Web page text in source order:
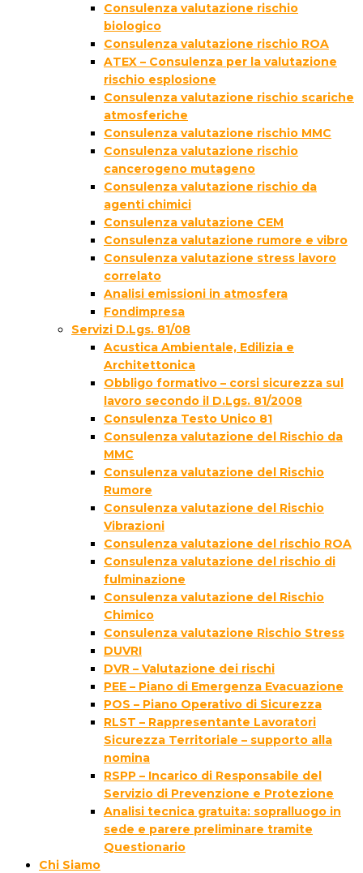
Consulenza valutazione rischio
biologico
Consulenza valutazione rischio ROA
ATEX – Consulenza per la valutazione
rischio esplosione
Consulenza valutazione rischio scariche
atmosferiche
Consulenza valutazione rischio MMC
Consulenza valutazione rischio
cancerogeno mutageno
Consulenza valutazione rischio da
agenti chimici
Consulenza valutazione CEM
Consulenza valutazione rumore e vibro
Consulenza valutazione stress lavoro
correlato
Analisi emissioni in atmosfera
Fondimpresa
Servizi D.Lgs. 81/08
Acustica Ambientale, Edilizia e
Architettonica
Obbligo formativo – corsi sicurezza sul
lavoro secondo il D.Lgs. 81/2008
Consulenza Testo Unico 81
Consulenza valutazione del Rischio da
MMC
Consulenza valutazione del Rischio
Rumore
Consulenza valutazione del Rischio
Vibrazioni
Consulenza valutazione del rischio ROA
Consulenza valutazione del rischio di
fulminazione
Consulenza valutazione del Rischio
Chimico
Consulenza valutazione Rischio Stress
DUVRI
DVR – Valutazione dei rischi
PEE – Piano di Emergenza Evacuazione
POS – Piano Operativo di Sicurezza
RLST – Rappresentante Lavoratori
Sicurezza Territoriale – supporto alla
nomina
RSPP – Incarico di Responsabile del
Servizio di Prevenzione e Protezione
Analisi tecnica gratuita: sopralluogo in
sede e parere preliminare tramite
Questionario
Chi Siamo